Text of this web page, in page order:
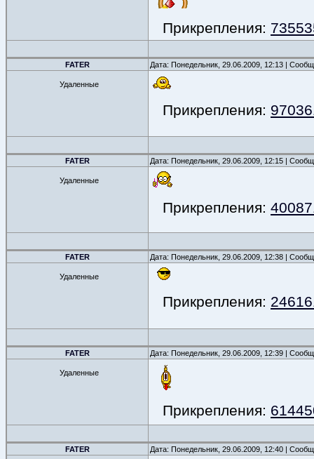
Прикрепления:
FATER Дата: Понедельник, 29.06.2009, 12:13 |
Удаленные
Прикрепления:
FATER Дата: Понедельник, 29.06.2009, 12:15 |
Удаленные
Прикрепления:
FATER Дата: Понедельник, 29.06.2009, 12:38 |
Удаленные
Прикрепления:
FATER Дата: Понедельник, 29.06.2009, 12:39 |
Удаленные
Прикрепления:
FATER Дата: Понедельник, 29.06.2009, 12:40 |